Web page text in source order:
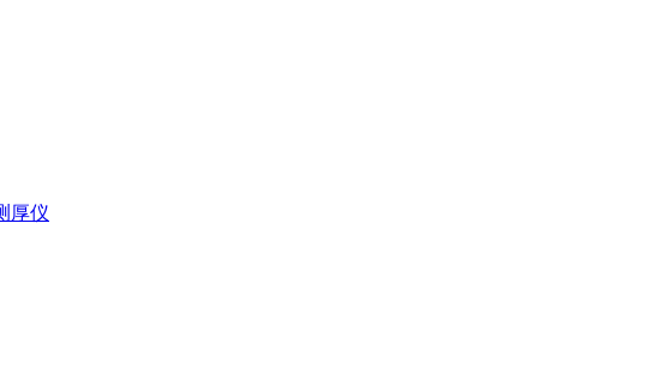
厚仪